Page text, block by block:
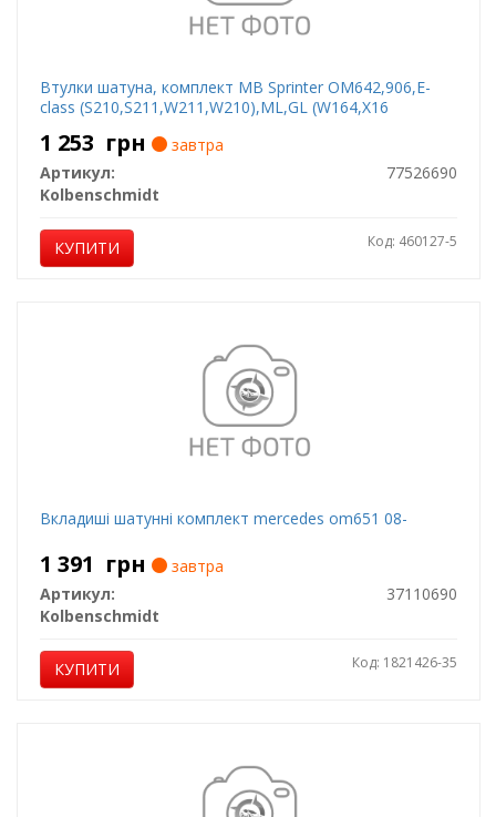
Втулки шатуна, комплект MB Sprinter OM642,906,E-
class (S210,S211,W211,W210),ML,GL (W164,X16
1 253 грн
завтра
Артикул:
77526690
Kolbenschmidt
КУПИТИ Код: 460127-5
Вкладиші шатунні комплект mercedes om651 08-
1 391 грн
завтра
Артикул:
37110690
Kolbenschmidt
КУПИТИ Код: 1821426-35